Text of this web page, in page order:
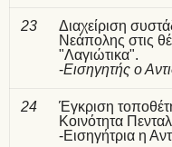
23
Διαχείριση
Νεάπολης στις
"Λαγιώτικα".
-Εισηγητής ο
24
Έγκριση
Κοινότητα
-Εισηγήτρια η